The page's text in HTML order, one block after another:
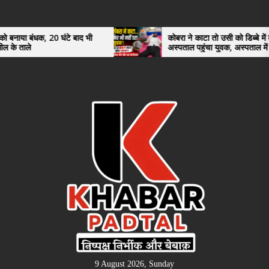
the
content
घंटे बाद भी
कोबरा ने काटा तो उसी को डिब्बे में बंद कर
अस्पताल पहुंचा युवक, अस्पताल में देखकर डॉक्टर
भी रह गए हैरान
9 August 2026, Sunday